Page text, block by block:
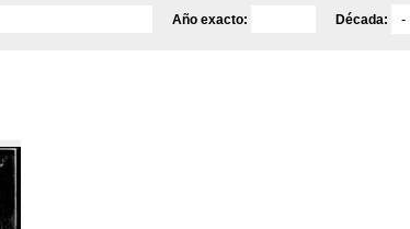
Año exacto: Década: